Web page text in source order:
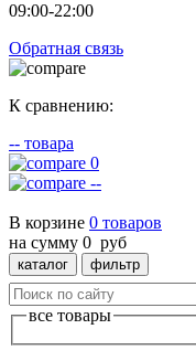
09:00-22:00
Обратная связь
К сравнению:
-- товара
0
--
В корзине 0 товаров
на сумму 0 руб
каталог фильтр
все товары